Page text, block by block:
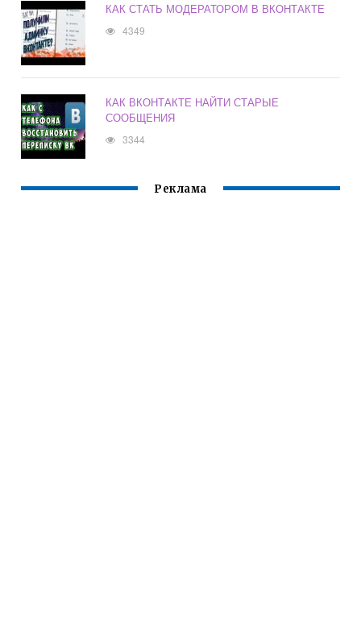
КАК СТАТЬ МОДЕРАТОРОМ В ВКОНТАКТЕ
4349
КАК ВКОНТАКТЕ НАЙТИ СТАРЫЕ
СООБЩЕНИЯ
3344
Реклама